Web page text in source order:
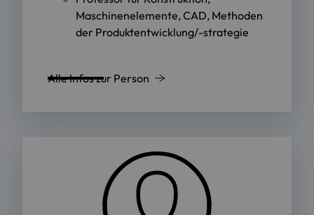
Maschinenelemente, CAD, Methoden
der Produktentwicklung/-strategie
Alle Infos zur Person